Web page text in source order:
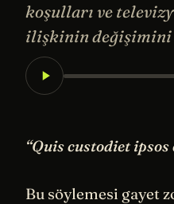
koşulları ve
ilişkinin değişimini
“Quis custodiet ipsos
Bu söylemesi gayet